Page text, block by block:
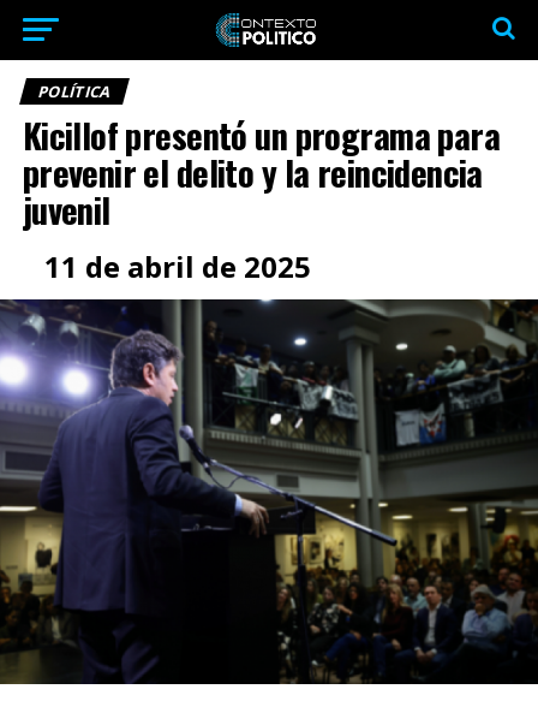
POLÍTICA
Kicillof presentó un programa para
prevenir el delito y la reincidencia
juvenil
11 de abril de 2025